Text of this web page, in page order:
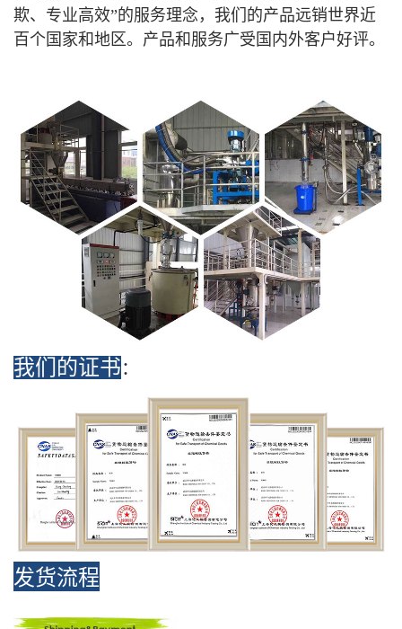
欺、专业高效”的服务理念，我们的产品远销世界近
百个国家和地区。产品和服务广受国内外客户好评。
我们的证书：
发货流程